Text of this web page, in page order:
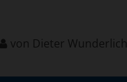
von Dieter Wunderlich